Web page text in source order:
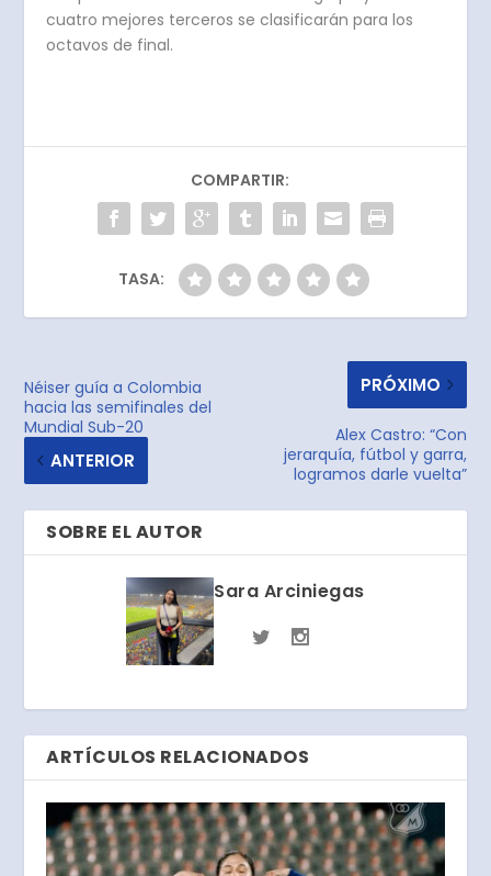
cuatro mejores terceros se clasificarán para los
octavos de final.
COMPARTIR:
TASA:
Néiser guía a Colombia
hacia las semifinales del
Mundial Sub-20
ANTERIOR
PRÓXIMO
Alex Castro: “Con
jerarquía, fútbol y garra,
logramos darle vuelta”
SOBRE EL AUTOR
Sara Arciniegas
ARTÍCULOS RELACIONADOS